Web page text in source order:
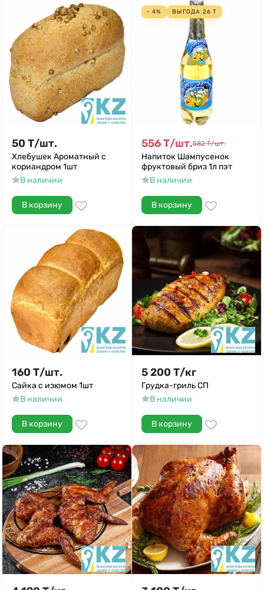
50 Т/шт.
Хлебушек Ароматный с
кориандром 1шт
В наличии
В корзину
- 4% ВЫГОДА 26 Т
556Т/шт.582 Т/шт.
Напиток Шампусенок
фруктовый бриз 1л пэт
В наличии
В корзину
160 Т/шт.
Сайка с изюмом 1шт
В наличии
В корзину
5 200 Т/кг
Грудка-гриль СП
В наличии
В корзину